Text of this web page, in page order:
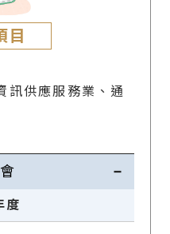
目
訊供應服務業、通
度